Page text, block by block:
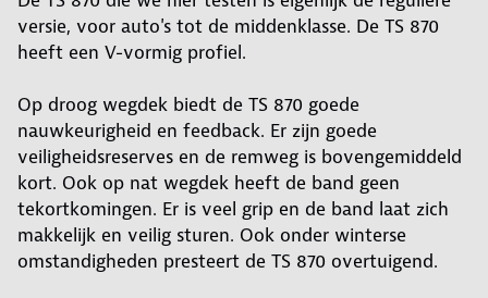
versie, voor auto's tot de middenklasse. De TS 870
heeft een V-vormig profiel.
Op droog wegdek biedt de TS 870 goede
nauwkeurigheid en feedback. Er zijn goede
veiligheidsreserves en de remweg is bovengemiddeld
kort. Ook op nat wegdek heeft de band geen
tekortkomingen. Er is veel grip en de band laat zich
makkelijk en veilig sturen. Ook onder winterse
omstandigheden presteert de TS 870 overtuigend.